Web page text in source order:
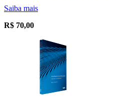
Saiba mais
R$ 70,00